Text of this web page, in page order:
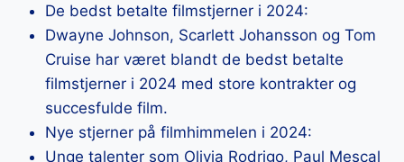
De bedst betalte filmstjerner i 2024:
Dwayne Johnson, Scarlett Johansson og Tom
Cruise har været blandt de bedst betalte
filmstjerner i 2024 med store kontrakter og
succesfulde film.
Nye stjerner på filmhimmelen i 2024:
Unge talenter som Olivia Rodrigo, Paul Mescal